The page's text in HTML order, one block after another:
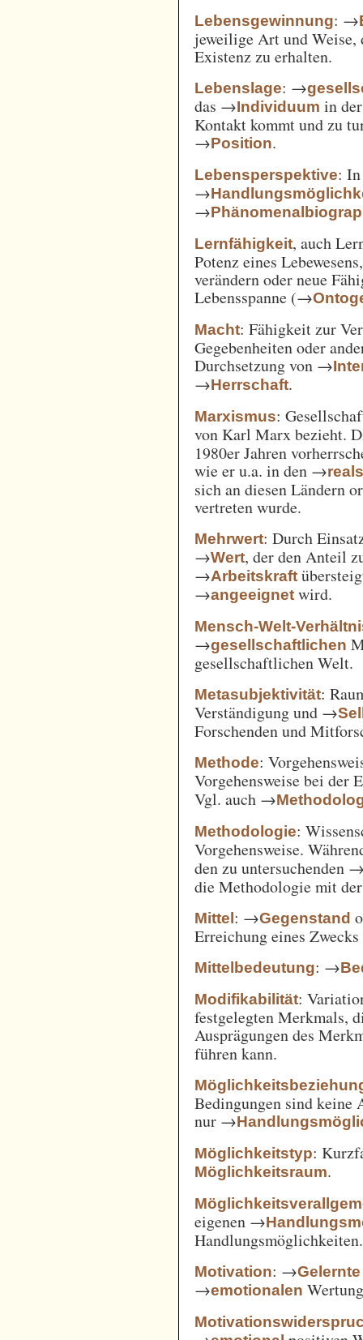
Lebensgewinnung: →
jeweilige Art und
Existenz zu erhalten.
Lebenslage: →
das →Individuum in
Kontakt kommt und zu
→Position.
Lebensperspektive:
→
→
Lernfähigkeit, auch
Potenz eines
verändern oder neue
Lebensspanne (→
Macht: Fähigkeit zur
Gegebenheiten oder
Durchsetzung von →
→Herrschaft.
Marxismus:
von Karl Marx bezieht.
1980er Jahren
wie er u.a. in den →
sich an diesen Ländern
vertreten wurde.
Mehrwert: Durch
→Wert, der den Anteil
→Arbeitskraft
→angeeignet wird.
Mensch-Welt-
→gesellschaftlichen
gesellschaftlichen Welt.
Metasubjektivität:
Verständigung und →
Forschenden und
Methode:
Vorgehensweise bei der
Vgl. auch →
Methodologie:
Vorgehensweise.
den zu untersuchenden
die Methodologie mit
Mittel: →Gegenstand
Erreichung eines
Mittelbedeutung: →
Modifikabilität:
festgelegten Merkmals,
Ausprägungen des
führen kann.
Bedingungen sind keine
nur →
Möglichkeitstyp:
Möglichkeitsraum.
eigenen →
Handlungsmöglichkeiten.
Motivation: →Gelernte
→emotionalen